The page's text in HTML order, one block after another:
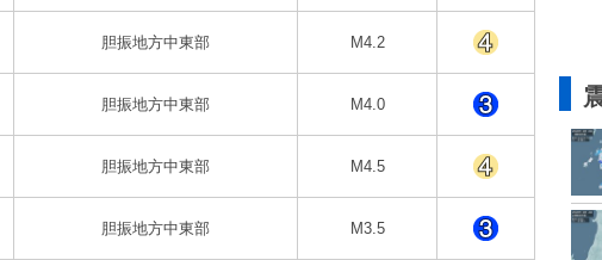
胆振地方中東部 M4.2
胆振地方中東部 M4.0
胆振地方中東部 M4.5
胆振地方中東部 M3.5